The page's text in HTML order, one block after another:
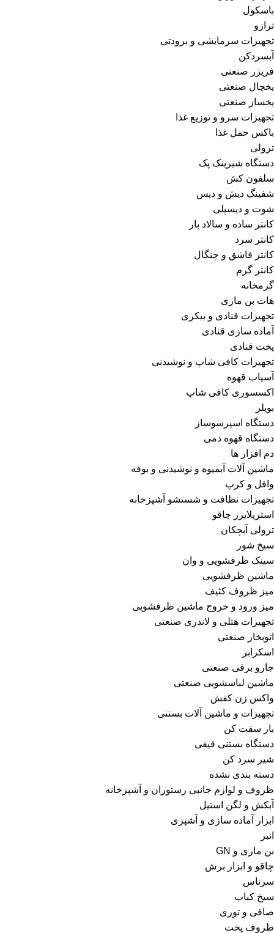
باسکول
ترازو
تجهیزات سرمایشی و برودتی
آبسردکن
فریزر صنعتی
یخچال صنعتی
یخساز صنعتی
تجهیزات سرو و توزیع غذا
باکس حمل غذا
ترولی
دستگاه شیرینک پک
سلفون کش
شفینگ دیش و دیس
شوت و دیسپلی
کانتر ساده و سالاد بار
کانتر سرد
کانتر قاشق و چنگال
کانتر گرم
گرمخانه
هات بن ماری
تجهیزات قنادی و بیکری
آماده سازی قنادی
پخت قنادی
تجهیزات کافی شاپ و نوشیدنی
آسیاب قهوه
اکسسوری کافی شاپ
بویلر
دستگاه اسپرسوساز
دستگاه قهوه دمی
دم افزار ها
ماشین آلات آبمیوه و نوشیدنی و بوفه
وافل و کرپ
تجهیزات نظافت و شستشو آشپزخانه
استریلایزر چاقو
ترولی آبچکان
سیخ شور
سینک ظرفشویی و وان
ماشین ظرفشویی
میز ظروف کثیف
میز ورود و خروج ماشین ظرفشویی
تجهیزات هتلی و لاندری صنعتی
اتوبخار صنعتی
اسکرابر
جارو برقی صنعتی
ماشین لباسشویی صنعتی
واکس زن کفش
تجهیزات و ماشین آلات بستنی
بار سفت کن
دستگاه بستنی قیفی
شیر سرد کن
دسته بندی نشده
ظروف و لوازم جانبی رستوران و آشپزخانه
آبکش و لگن استیل
ابزار آماده سازی و آشپزی
انبر
بن ماری و GN
چاقو و ابزار برش
سرتاس
سیخ کباب
صافی و توری
ظروف پخت